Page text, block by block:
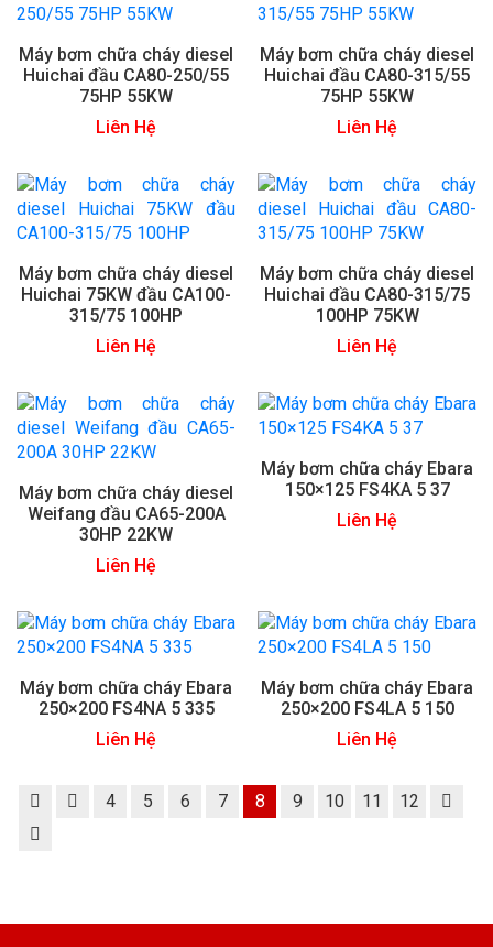
Máy bơm chữa cháy diesel
Huichai đầu CA80-250/55
75HP 55KW
Liên Hệ
Máy bơm chữa cháy diesel
Huichai đầu CA80-315/55
75HP 55KW
Liên Hệ
Máy bơm chữa cháy diesel
Huichai 75KW đầu CA100-
315/75 100HP
Liên Hệ
Máy bơm chữa cháy diesel
Huichai đầu CA80-315/75
100HP 75KW
Liên Hệ
Máy bơm chữa cháy diesel
Weifang đầu CA65-200A
30HP 22KW
Liên Hệ
Máy bơm chữa cháy Ebara
150×125 FS4KA 5 37
Liên Hệ
Máy bơm chữa cháy Ebara
250×200 FS4NA 5 335
Liên Hệ
Máy bơm chữa cháy Ebara
250×200 FS4LA 5 150
Liên Hệ
4 5 6 7 8 9 10 11 12